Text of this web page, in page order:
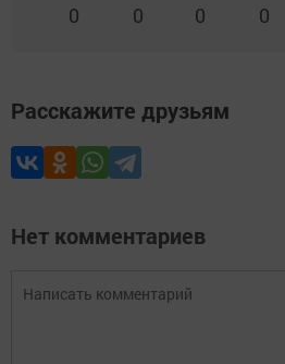
0 0 0 0
Расскажите друзьям
Нет комментариев